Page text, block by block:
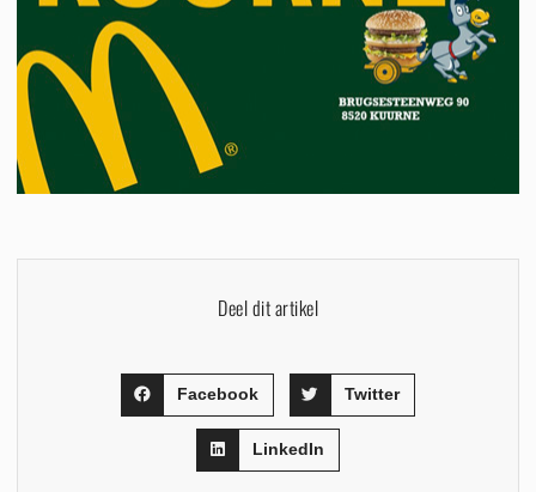
Deel dit artikel
Facebook Twitter
LinkedIn